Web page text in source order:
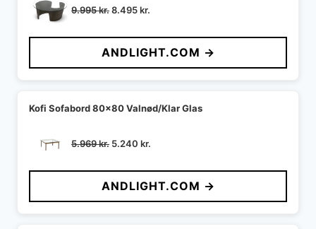
9.995kr.Den
pris
var:
9.995 kr..
8.495kr.
pris
er:
8.495 kr..
ANDLIGHT.COM →
Kofi Sofabord 80x80 Valnød/Klar Glas
5.969kr. Den
pris
var:
5.969 kr..
5.240 kr.
pris
er:
5.240 kr..
ANDLIGHT.COM →